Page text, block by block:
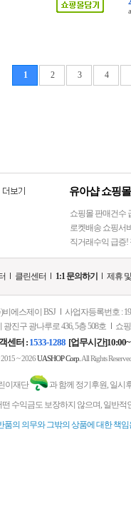
1 2 3 4
유아샵 쇼핑
쇼핑몰 판매건수
로켓배송 쇼핑서
직거래수익 급증!
클린센터 1:1 문의하기 제휴
비에스제이 BSJ
사업자등록번호 :
진구 광나루로 436, 5층 508호
쇼
센터 : 1533-1288 [업무시간
2015 ~ 2026UASHOP Corp. All Rights
이재단
과 함께 정기후원, 일시
수익금도 보장하지 않으며, 일반
품의 의무와 그밖의 상품에 대한 책